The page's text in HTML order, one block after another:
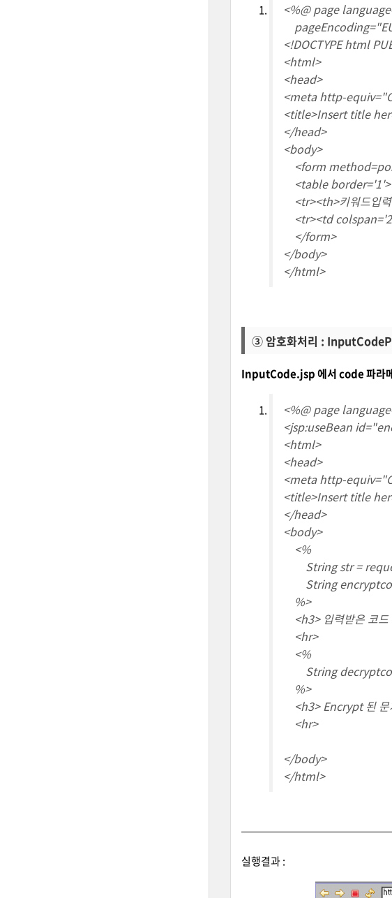
<%@ page
<!DOCTYPE html
<html>
<head>
<meta http-
<title>Insert title
</head>
<body>
<form
<table border='1'>
<tr><th>키워드입
<tr><td
</form>
</body>
</html>
③ 암호화처리 :
InputCode.jsp 에서 code 파
<%@ page
<jsp:useBean
<html>
<head>
<meta http-
<title>Insert title
</head>
<body>
<%
String str =
String
%>
<h3> 입력받은 코
<hr>
<%
String
%>
<h3> Encrypt 된
<hr>
</body>
</html>
실행결과 :